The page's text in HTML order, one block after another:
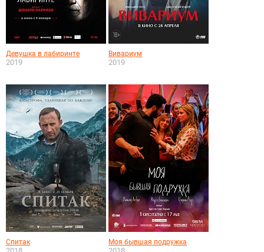
Девушка в лабиринте
2019
Вивариум
2019
Спитак Моя бывшая подружка